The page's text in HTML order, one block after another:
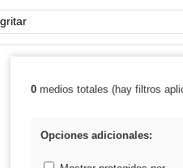
Palabra o frase:
Resultados de:
0medios totales (hay filtros
Opciones adicionales: